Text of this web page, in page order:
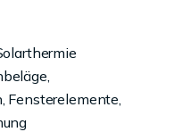
Fensterelemente,